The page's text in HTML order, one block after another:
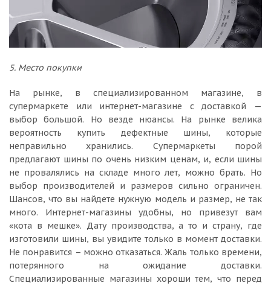
5. Место покупки
На рынке, в специализированном магазине, в
супермаркете или интернет-магазине с доставкой —
выбор большой. Но везде нюансы. На рынке велика
вероятность купить дефектные шины, которые
неправильно хранились. Супермаркеты порой
предлагают шины по очень низким ценам, и, если шины
не провалялись на складе много лет, можно брать. Но
выбор производителей и размеров сильно ограничен.
Шансов, что вы найдете нужную модель и размер, не так
много. Интернет-магазины удобны, но привезут вам
«кота в мешке». Дату производства, а то и страну, где
изготовили шины, вы увидите только в момент доставки.
Не понравится – можно отказаться. Жаль только времени,
потерянного на ожидание доставки.
Специализированные магазины хороши тем, что перед